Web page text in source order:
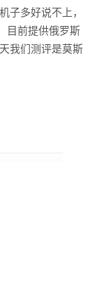
子多好说不上，
目前提供俄罗斯
我们测评是莫斯